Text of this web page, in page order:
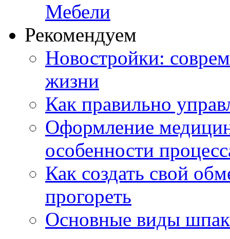
Мебели
Рекомендуем
Новостройки:
жизни
Как правильно
Оформление
особенности
Как создать свой
прогореть
Основные виды